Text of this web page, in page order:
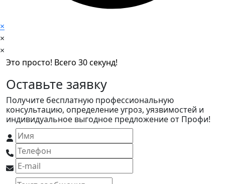
×
×
×
Это просто! Всего 30 секунд!
Оставьте заявку
Получите бесплатную профессиональную
консультацию, определение угроз, уязвимостей и
индивидуальное выгодное предложение от Профи!